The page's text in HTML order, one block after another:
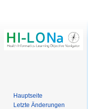
Hauptseite
Letzte Änderungen